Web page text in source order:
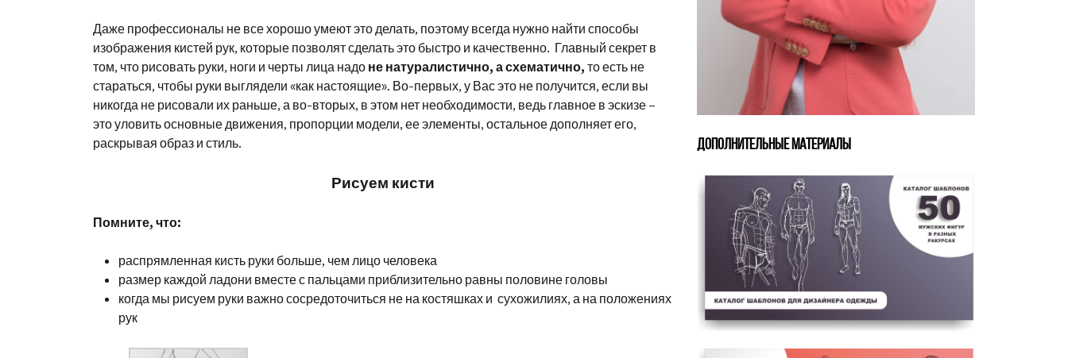
Даже профессионалы не все хорошо умеют это делать, поэтому всегда нужно найти способы
изображения кистей рук, которые позволят сделать это быстро и качественно. Главный секрет в
том, что рисовать руки, ноги и черты лица надо не натуралистично, а схематично, то есть не
стараться, чтобы руки выглядели «как настоящие». Во-первых, у Вас это не получится, если вы
никогда не рисовали их раньше, а во-вторых, в этом нет необходимости, ведь главное в эскизе –
это уловить основные движения, пропорции модели, ее элементы, остальное дополняет его,
раскрывая образ и стиль.
Рисуем кисти
Помните, что:
распрямленная кисть руки больше, чем лицо человека
размер каждой ладони вместе с пальцами приблизительно равны половине головы
когда мы рисуем руки важно сосредоточиться не на костяшках и сухожилиях, а на положениях
рук
ДОПОЛНИТЕЛЬНЫЕ МАТЕРИАЛЫ